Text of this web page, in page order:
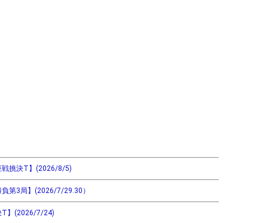
戦挑決T】(2026/8/5)
第3局】(2026/7/29.30）
T】(2026/7/24)